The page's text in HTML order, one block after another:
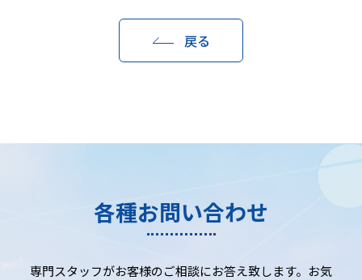
戻る
各種お問い合わせ
専門スタッフがお客様のご相談にお答え致します。お気